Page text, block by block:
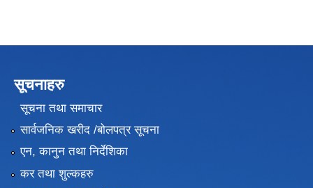
सूचनाहरु
सूचना तथा समाचार
सार्वजनिक खरीद /बोलपत्र सूचना
एन, कानुन तथा निर्देशिका
कर तथा शुल्कहरु